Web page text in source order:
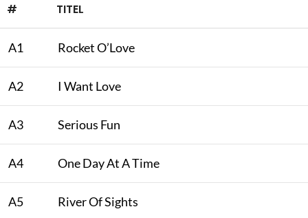
# TITEL
A1 Rocket O’Love
A2 I Want Love
A3 Serious Fun
A4 One Day At A Time
A5 River Of Sights